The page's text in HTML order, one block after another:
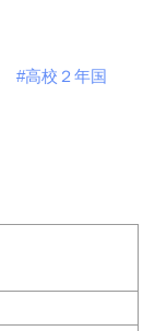
#高校２年国